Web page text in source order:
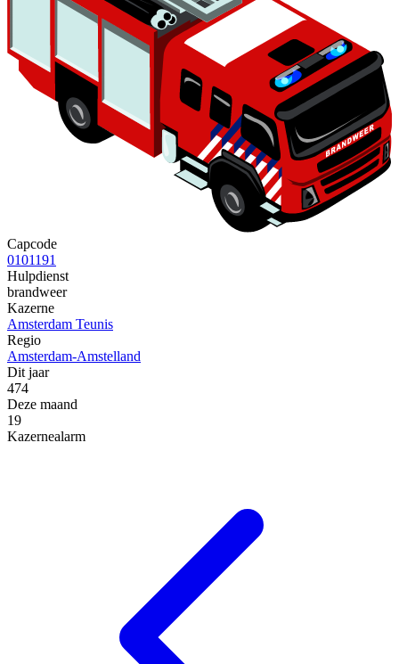
Capcode
0101191
Hulpdienst
brandweer
Kazerne
Amsterdam Teunis
Regio
Amsterdam-Amstelland
Dit jaar
474
Deze maand
19
Kazernealarm